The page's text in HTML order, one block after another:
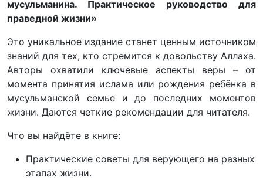
мусульманина. Практическое руководство для
праведной жизни»
Это уникальное издание станет ценным источником
знаний для тех, кто стремится к довольству Аллаха.
Авторы охватили ключевые аспекты веры – от
момента принятия ислама или рождения ребёнка в
мусульманской семье и до последних моментов
жизни. Даются четкие рекомендации для читателя.
Что вы найдёте в книге:
Практические советы для верующего на разных
этапах жизни.